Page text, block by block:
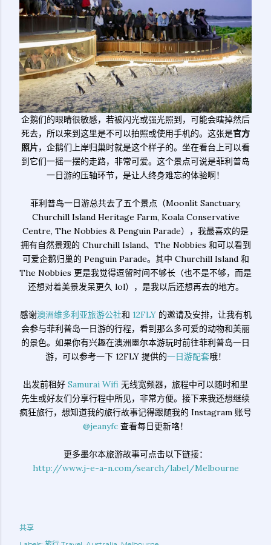
企鹅们的眼睛很敏感，若被闪光或强光照到，可能会瞎掉然后
死去，所以来到这里是不可以拍照或使用手机的。这张是官方
照片，企鹅们上岸归巢时就是这个样子的。坐在看台上可以看
到它们一摇一摆的走路，非常可爱。这个景点可说是菲利普岛
一日游的压轴环节，是让人终身难忘的体验啊！
菲利普岛一日游总共去了五个景点（Moonlit Sanctuary,
Churchill Island Heritage Farm, Koala Conservative
Centre, The Nobbies & Penguin Parade），我最喜欢的是
拥有自然景观的 Churchill Island、The Nobbies 和可以看到
可爱企鹅归巢的 Penguin Parade。其中 Churchill Island 和
The Nobbies 更是我觉得逗留时间不够长（也不是不够，而是
还想对着美景发呆更久 lol），是我以后还想再去的地方。
感谢澳洲维多利亚旅游公社和 12FLY的邀请及安排，让我有机
会参与菲利普岛一日游的行程，看到那么多可爱的动物和美丽
的景色。如果你有兴趣在澳洲墨尔本游玩时前往菲利普岛一日
游，可以参考一下 12FLY 提供的一日游配套哦！
出发前租好 Samurai Wifi 无线宽频器，旅程中可以随时和里
先生或好友们分享行程中所见，非常方便。接下来我还想继续
疯狂旅行，想知道我的旅行故事记得跟随我的 Instagram 账号
@jeanyfc 查看每日更新咯！
更多墨尔本旅游故事可点击以下链接：
http://www.j-e-a-n.com/search/label/Melbourne
共享